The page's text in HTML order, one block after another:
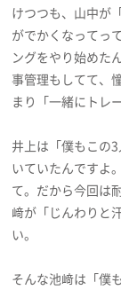
けつつも、山中が
がでかくなってっ
ングをやり始めた
事管理もしてて、
まり「一緒にトレ
井上は「僕もこの
いていたんですよ
て。だから今回は
﨑が「じんわりと
い。
そんな池﨑は「僕